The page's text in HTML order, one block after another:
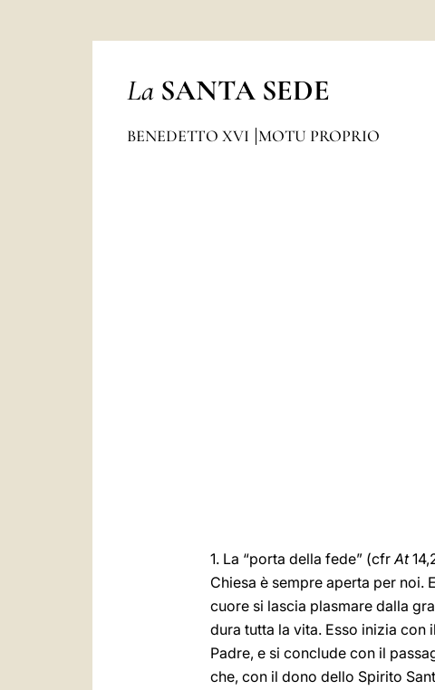
La SANTA SEDE
BENEDETTO XVI MOTU PROPRIO
1. La “porta della fede” (cfrAt
Chiesa è sempre aperta per noi.
cuore si lascia plasmare dalla
dura tutta la vita. Esso inizia con
Padre, e si conclude con il
che, con il dono dello Spirito